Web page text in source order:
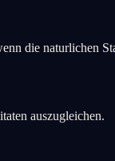
die naturlichen
auszugleichen.